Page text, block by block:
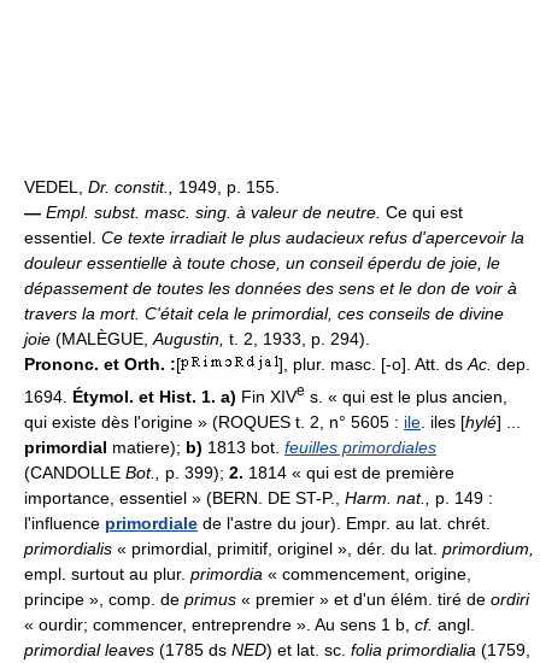
VEDEL, Dr. constit., 1949, p. 155.
— Empl. subst. masc. sing. à valeur de neutre. Ce qui est
essentiel. Ce texte irradiait le plus audacieux refus d'apercevoir la
douleur essentielle à toute chose, un conseil éperdu de joie, le
dépassement de toutes les données des sens et le don de voir à
travers la mort. C'était cela le primordial, ces conseils de divine
joie (MALÈGUE, Augustin, t. 2, 1933, p. 294).
Prononc. et Orth. :[ ], plur. masc. [-o]. Att. ds Ac. dep.
1694. Étymol. et Hist. 1. a) Fin XIVe s. « qui est le plus ancien,
qui existe dès l'origine » (ROQUES t. 2, n° 5605 : ile . iles [hylé] ...
primordial matiere); b) 1813 bot. feuilles primordiales
(CANDOLLE Bot., p. 399); 2. 1814 « qui est de première
importance, essentiel » (BERN. DE ST-P., Harm. nat.,
p. 149 :
l'influence primordiale de l'astre du jour). Empr. au lat. chrét.
primordialis « primordial, primitif, originel », dér. du lat. primordium,
empl. surtout au plur. primordia « commencement, origine,
principe », comp. de primus « premier » et d'un élém. tiré de ordiri
« ourdir; commencer, entreprendre ». Au sens 1 b, cf. angl.
primordial leaves (1785 ds NED) et lat. sc. folia primordialia (1759,